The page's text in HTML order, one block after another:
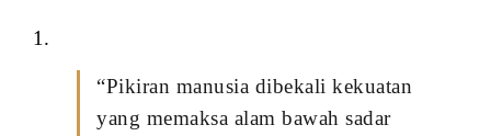
1.
“Pikiran manusia dibekali kekuatan
yang memaksa alam bawah sadar